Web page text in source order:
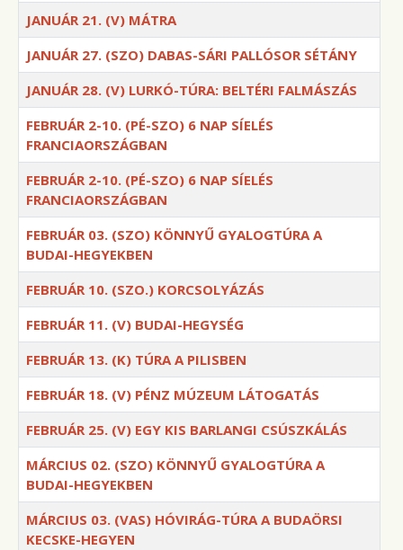
JANUÁR 21. (V) MÁTRA
JANUÁR 27. (SZO) DABAS-SÁRI PALLÓSOR SÉTÁNY
JANUÁR 28. (V) LURKÓ-TÚRA: BELTÉRI FALMÁSZÁS
FEBRUÁR 2-10. (PÉ-SZO) 6 NAP SÍELÉS
FRANCIAORSZÁGBAN
FEBRUÁR 2-10. (PÉ-SZO) 6 NAP SÍELÉS
FRANCIAORSZÁGBAN
FEBRUÁR 03. (SZO) KÖNNYŰ GYALOGTÚRA A
BUDAI-HEGYEKBEN
FEBRUÁR 10. (SZO.) KORCSOLYÁZÁS
FEBRUÁR 11. (V) BUDAI-HEGYSÉG
FEBRUÁR 13. (K) TÚRA A PILISBEN
FEBRUÁR 18. (V) PÉNZ MÚZEUM LÁTOGATÁS
FEBRUÁR 25. (V) EGY KIS BARLANGI CSÚSZKÁLÁS
MÁRCIUS 02. (SZO) KÖNNYŰ GYALOGTÚRA A
BUDAI-HEGYEKBEN
MÁRCIUS 03. (VAS) HÓVIRÁG-TÚRA A BUDAÖRSI
KECSKE-HEGYEN